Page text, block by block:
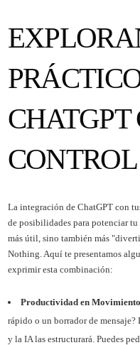
CHATGPT
La integración de ChatGPT con
de posibilidades para potenciar
más útil, sino también más
Nothing. Aquí te presentamos
exprimir esta combinación:
Productividad en
rápido o un borrador de mensaje?
y la IA las estructurará. Puedes